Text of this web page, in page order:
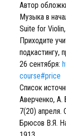
Автор
Музыка в
Suite for
Приходите
подкастингу,
26 сентября:
course#price
Список
Аверченко, А.
7(20) апреля.
Брюсов В.Я.